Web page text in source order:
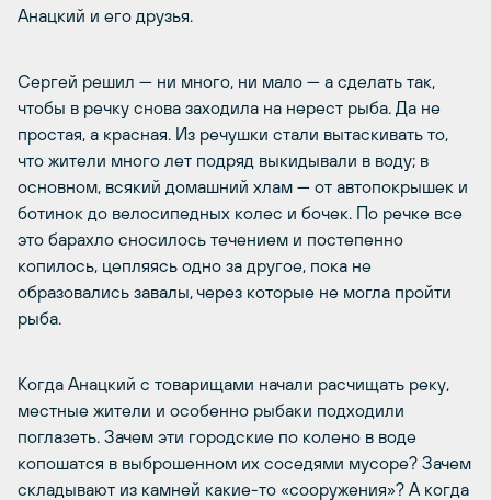
Анацкий и его друзья.
Сергей решил — ни много, ни мало — а сделать так,
чтобы в речку снова заходила на нерест рыба. Да не
простая, а красная. Из речушки стали вытаскивать то,
что жители много лет подряд выкидывали в воду; в
основном, всякий домашний хлам — от автопокрышек и
ботинок до велосипедных колес и бочек. По речке все
это барахло сносилось течением и постепенно
копилось, цепляясь одно за другое, пока не
образовались завалы, через которые не могла пройти
рыба.
Когда Анацкий с товарищами начали расчищать реку,
местные жители и особенно рыбаки подходили
поглазеть. Зачем эти городские по колено в воде
копошатся в выброшенном их соседями мусоре? Зачем
складывают из камней какие-то «сооружения»? А когда